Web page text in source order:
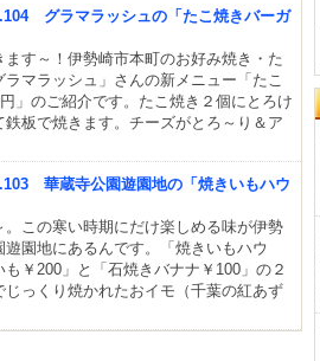
グラマラッシュの「たこ焼きバーガ
ます～！伊勢崎市本町のお好み焼き・た
ラマラッシュ」さんの新メニュー「たこ
」のご紹介です。たこ焼き２個にとろけ
鉄板で焼きます。チーズがとろ～り＆ア
華蔵寺公園遊園地の「焼きいもハウ
。この寒い時期にだけ楽しめる味が伊勢
園地にあるんです。「焼きいもハウ
も￥200」と「石焼きバナナ￥100」の２
じっくり焼かれたおイモ（千葉の紅あず